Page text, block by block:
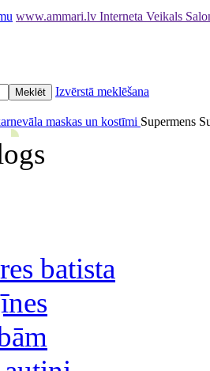
www.ammari.lv Interneta Veikals
Izvērstā meklēšana
maskas un kostīmi Supermens
batista